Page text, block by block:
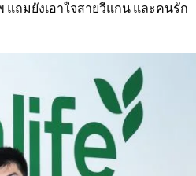
แถมยังเอาใจสายวีแกน และคนรัก